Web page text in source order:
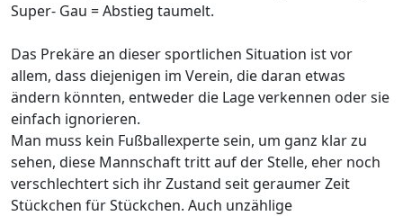
Super- Gau = Abstieg taumelt.
Das Prekäre an dieser sportlichen Situation ist vor
allem, dass diejenigen im Verein, die daran etwas
ändern könnten, entweder die Lage verkennen oder sie
einfach ignorieren.
Man muss kein Fußballexperte sein, um ganz klar zu
sehen, diese Mannschaft tritt auf der Stelle, eher noch
verschlechtert sich ihr Zustand seit geraumer Zeit
Stückchen für Stückchen. Auch unzählige